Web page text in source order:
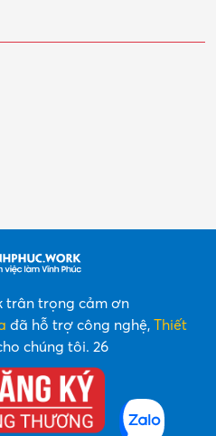
trân trọng cảm ơn
đã hỗ trợ công nghệ, Thiết
chúng tôi. 26